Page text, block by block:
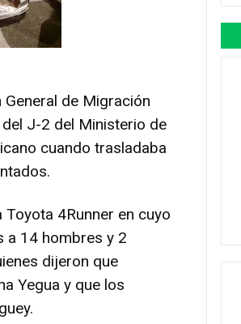
de Migración
J-2 del Ministerio de
cuando trasladaba
4Runner en cuyo
a 14 hombres y 2
dijeron que
Yegua y que los